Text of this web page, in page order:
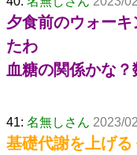
夕食前のウォー
たわ
血糖の関係かな？
41: 名無しさん 2023/
基礎代謝を上げ